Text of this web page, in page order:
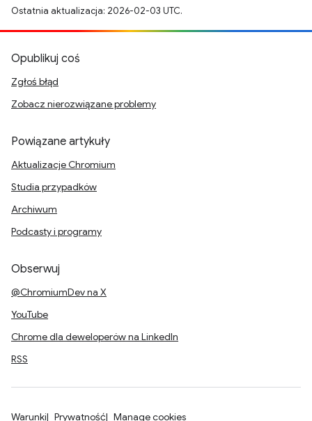
Ostatnia aktualizacja: 2026-02-03 UTC.
Opublikuj coś
Zgłoś błąd
Zobacz nierozwiązane problemy
Powiązane artykuły
Aktualizacje Chromium
Studia przypadków
Archiwum
Podcasty i programy
Obserwuj
@ChromiumDev na X
YouTube
Chrome dla deweloperów na LinkedIn
RSS
Warunki Prywatność Manage cookies